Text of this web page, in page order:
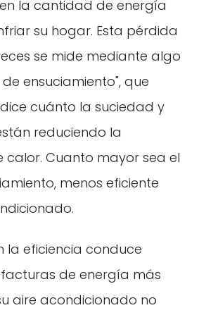
la cantidad de energía
su hogar. Esta pérdida
se mide mediante algo
ensuciamiento", que
cuánto la suciedad y
reduciendo la
calor. Cuanto mayor sea el
menos eficiente
la eficiencia conduce
de energía más
aire acondicionado no